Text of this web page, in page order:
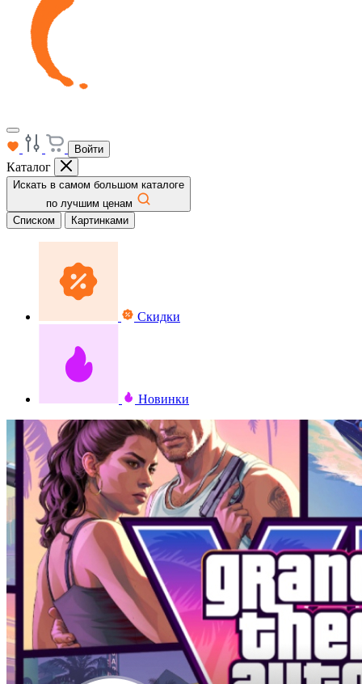
Войти
Каталог
Искать в самом большом каталоге
по лучшим ценам
Списком
Картинками
Скидки
Новинки